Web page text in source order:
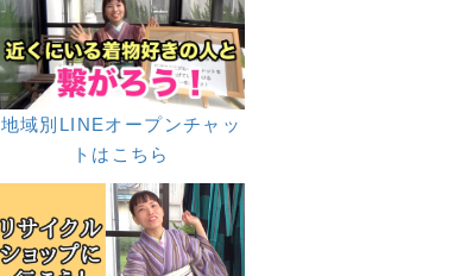
地域別LINEオープンチャッ
トはこちら